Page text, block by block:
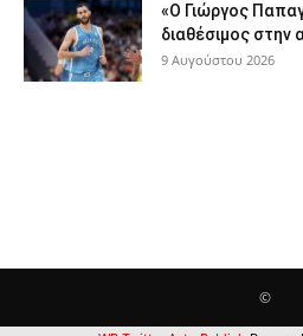
«Ο Γιώργος
διαθέσιμος στην
9 Αυγούστου 2026
©